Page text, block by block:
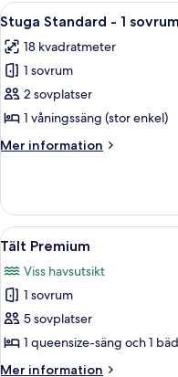
Öppna
alla
foton
för
Stuga
Standard
-
1
2
Stuga Standard - 1 sovrum
18 kvadratmeter
1 sovrum
2 sovplatser
1 våningssäng (stor enkel)
Mer information
Mer
Standard
1
Öppna
alla
foton
för
Tält
Premium
2
Tält Premium
Viss havsutsikt
1 sovrum
5 sovplatser
1 queensize-säng och 1
Mer information
Mer